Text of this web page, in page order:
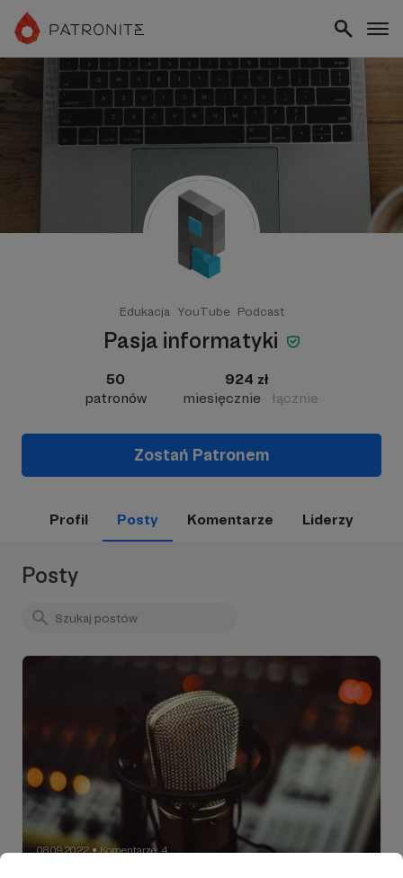
Edukacja YouTube Podcast
Pasja informatyki
50
patronów
924 zł
miesięcznie
łącznie
Zostań Patronem
Profil Posty Komentarze Liderzy
Posty
08.09.2022 ● Komentarze: 4